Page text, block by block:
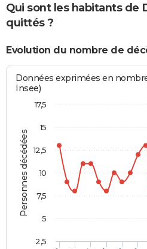
Qui sont les habitants de
quittés ?
Evolution du nombre de
Personnes décédées
Données exprimées en
Insee)
2,5
5
7,5
10
12,5
15
17,5